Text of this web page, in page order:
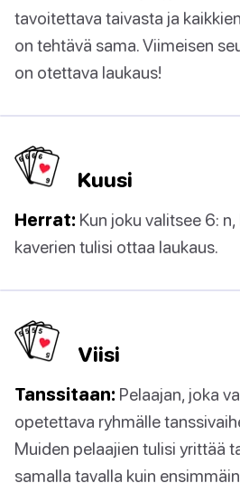
tavoitettava taivasta ja
on tehtävä sama. Viimeisen
on otettava laukaus!
Kuusi
Herrat: Kun joku valitsee 6:
kaverien tulisi ottaa laukaus.
Viisi
Tanssitaan: Pelaajan, joka
opetettava ryhmälle
Muiden pelaajien tulisi yrittää
samalla tavalla kuin